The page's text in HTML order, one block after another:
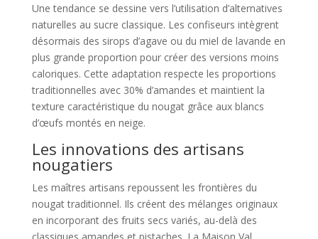
Une tendance se dessine vers l’utilisation d’alternatives
naturelles au sucre classique. Les confiseurs intègrent
désormais des sirops d’agave ou du miel de lavande en
plus grande proportion pour créer des versions moins
caloriques. Cette adaptation respecte les proportions
traditionnelles avec 30% d’amandes et maintient la
texture caractéristique du nougat grâce aux blancs
d’œufs montés en neige.
Les innovations des artisans
nougatiers
Les maîtres artisans repoussent les frontières du
nougat traditionnel. Ils créent des mélanges originaux
en incorporant des fruits secs variés, au-delà des
classiques amandes et pistaches. La Maison Val